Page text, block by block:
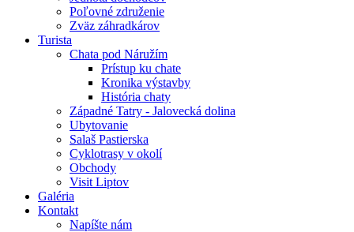
Poľovné združenie
Zväz záhradkárov
Turista
Chata pod Náružím
Prístup ku chate
Kronika výstavby
História chaty
Západné Tatry - Jalovecká dolina
Ubytovanie
Salaš Pastierska
Cyklotrasy v okolí
Obchody
Visit Liptov
Galéria
Kontakt
Napíšte nám